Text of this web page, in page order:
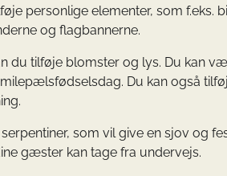
personlige elementer, som f.eks.
og flagbannerne.
du tilføje blomster og lys. Du kan
Du kan også
som vil give en sjov og
gæster kan tage fra undervejs.